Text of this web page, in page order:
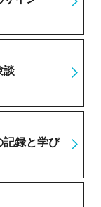
談
記録と学び